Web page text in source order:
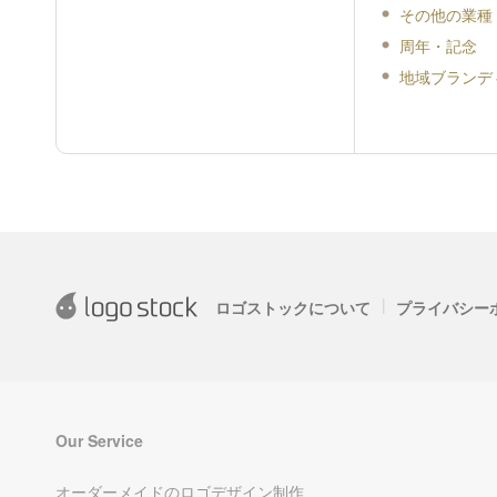
その他の業種
周年・記念
地域ブラン
ロゴストックについて | プライバシー
Our Service
オーダーメイドのロゴデザイン制作